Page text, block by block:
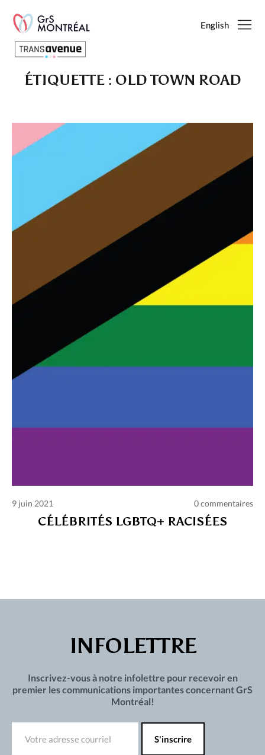
English
Français
English
SEARCH
Charte des commentaires et publications
Conditions d’utilisation
Nous contacter
Politique de confidentialité
ÉTIQUETTE : OLD TOWN ROAD
9 juin 2021 0 commentaires
CÉLÉBRITÉS LGBTQ+ RACISÉES
INFOLETTRE
Inscrivez-vous à notre infolettre pour recevoir en
premier les communications importantes concernant GrS
Montréal!